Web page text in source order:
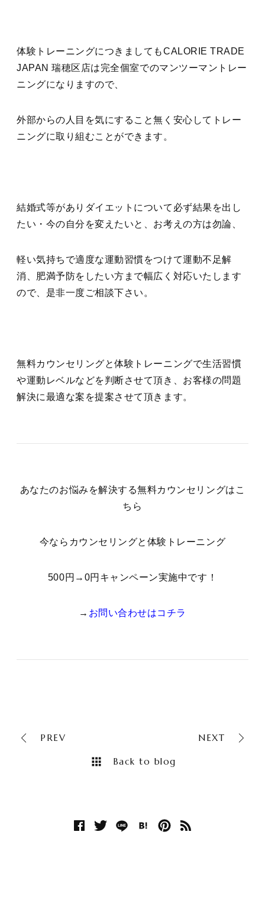
体験トレーニングにつきましてもCALORIE TRADE
JAPAN 瑞穂区店は完全個室でのマンツーマントレー
ニングになりますので、
外部からの人目を気にすること無く安心してトレー
ニングに取り組むことができます。
結婚式等がありダイエットについて必ず結果を出し
たい・今の自分を変えたいと、お考えの方は勿論、
軽い気持ちで適度な運動習慣をつけて運動不足解
消、肥満予防をしたい方まで幅広く対応いたします
ので、是非一度ご相談下さい。
無料カウンセリングと体験トレーニングで生活習慣
や運動レベルなどを判断させて頂き、お客様の問題
解決に最適な案を提案させて頂きます。
あなたのお悩みを解決する無料カウンセリングはこ
ちら
今ならカウンセリングと体験トレーニング
500円→0円キャンペーン実施中です！
→ お問い合わせはコチラ
PREV NEXT
Back to blog